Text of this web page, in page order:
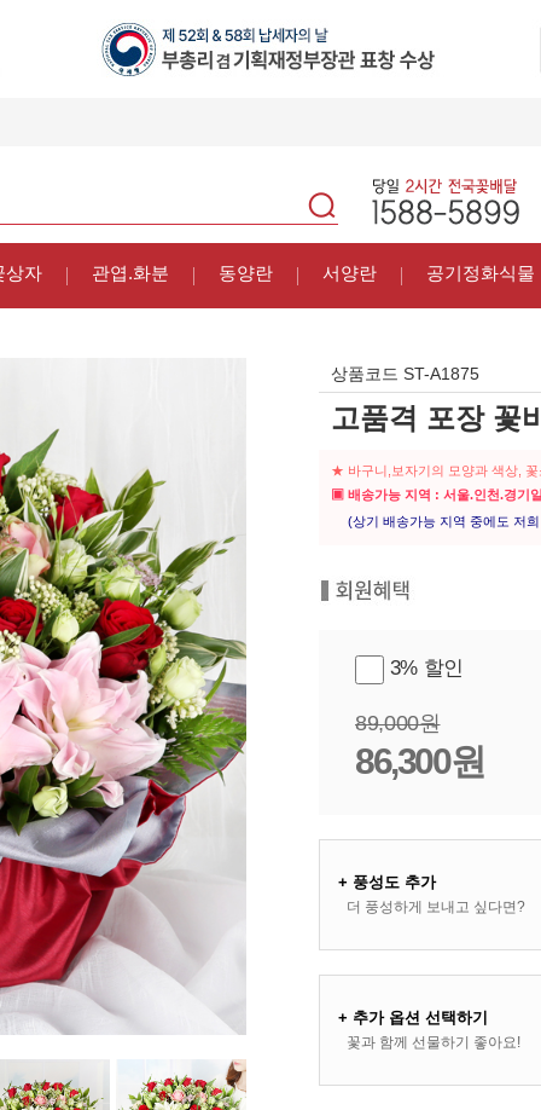
상자 관엽.화분 동양란 서양란 공기정화식물
상품코드 ST-A1875
고품격 포장 꽃
★ 바구니,보자기의 모양과 색상,
▣ 배송가능 지역 : 서울.인천.경기
(상기 배송가능 지역 중에도 저희
3% 할인
89,000원
86,300원
+ 풍성도 추가
더 풍성하게 보내고 싶다면?
+ 추가 옵션 선택하기
꽃과 함께 선물하기 좋아요!